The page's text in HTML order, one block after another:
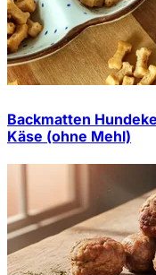
Backmatten
Käse (ohne Mehl)